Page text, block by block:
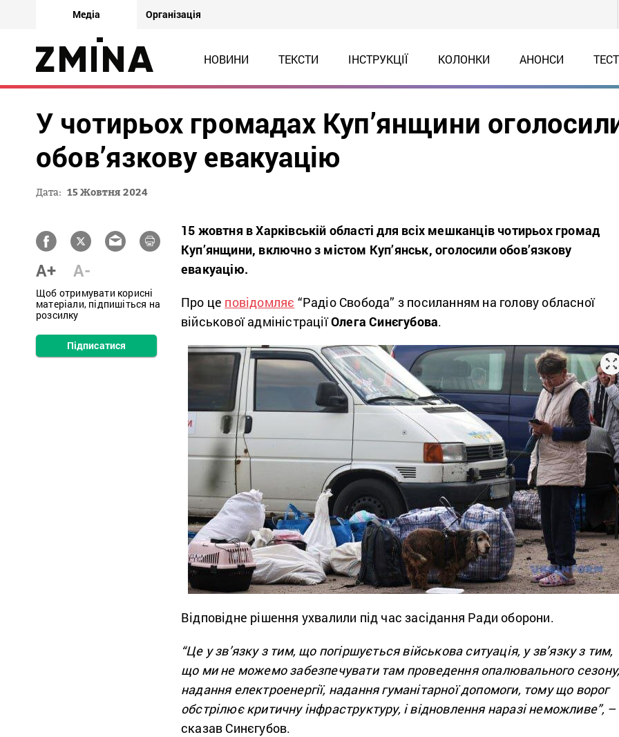
Медіа Організація
НОВИНИ ТЕКСТИ ІНСТРУКЦІЇ КОЛОНКИ АНОНСИ
У чотирьох громадах Куп’янщини
обов’язкову евакуацію
Дата: 15 Жовтня 2024
A+ A-
Щоб отримувати корисні
матеріали, підпишіться на
розсилку
Підписатися
15 жовтня в Харківській області для всіх мешканців чотирьох громад
Куп’янщини, включно з містом Куп’янськ, оголосили обов’язкову
евакуацію.
Про це повідомляє “Радіо Свобода” з посиланням на голову обласної
військової адміністраціїОлега Синєгубова.
Відповідне рішення ухвалили під час засідання Ради оборони.
“Це у зв’язку з тим, що погіршується військова ситуація, у зв’язку з тим,
що ми не можемо забезпечувати там проведення опалювального сезону,
надання електроенергії, надання гуманітарної допомоги, тому що ворог
обстрілює критичну інфраструктуру, і відновлення наразі неможливе”, –
сказав Синєгубов.